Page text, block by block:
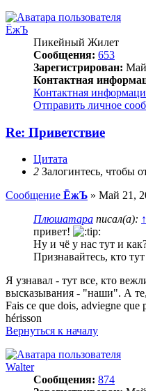
ЁжЪ
Пикейный Жилет
Сообщения: 653
Зарегистрирован: Май
Контактная
Контактная
Отправить личное
Re: Приветствие
Цитата
2 Залогинтесь, чтобы
Сообщение ЁжЪ » Май 21,
Плюшатара писал(а): ↑
привет!
Ну и чё у нас тут и
Признавайтесь, кто
Я узнавал - тут все, кто
высказывания - "наши". А те,
Fais ce que dois, adviegne
hérisson
Вернуться к началу
Walter
Сообщения: 874